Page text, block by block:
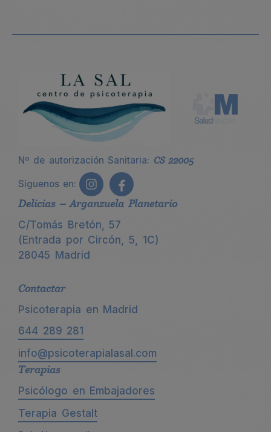
Nº de autorización Sanitaria: CS 22005
Síguenos en:
Delicias – Arganzuela Planetario
C/Tomás Bretón, 57
(Entrada por Circón, 5, 1C)
28045 Madrid
Contactar
Psicoterapia en Madrid
644 289 281
info@psicoterapialasal.com
Terapias
Psicólogo en Embajadores
Terapia Gestalt